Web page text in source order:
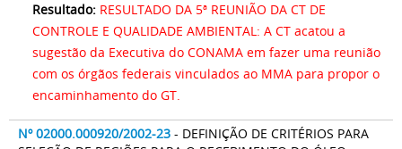
Resultado: RESULTADO DA 5ª REUNIÃO DA CT DE
CONTROLE E QUALIDADE AMBIENTAL: A CT acatou a
sugestão da Executiva do CONAMA em fazer uma reunião
com os órgãos federais vinculados ao MMA para propor o
encaminhamento do GT.
Nº 02000.000920/2002-23 - DEFINIÇÃO DE CRITÉRIOS PARA